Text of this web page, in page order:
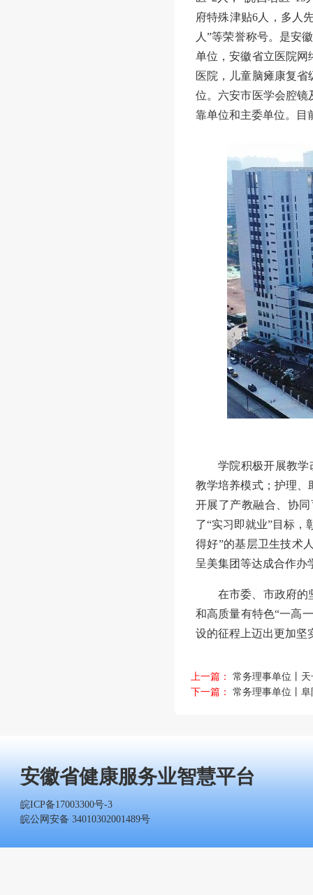
府特殊津贴6人，多人
人”等荣誉称号。是安
单位，安徽省立医院网
医院，儿童脑瘫康复
位。六安市医学会腔镜
靠单位和主委单位。目
学院积极开展教
教学培养模式；护理、
开展了产教融合、协
了“实习即就业”目标
得好”的基层卫生技术
呈美集团等达成合作办
在市委、市政府的
和高质量有特色“一高
设的征程上迈出更加坚
上一篇： 常务理事单位丨
下一篇： 常务理事单位丨
安徽省健康服务业智慧平台
皖ICP备17003300号-3
皖公网安备 34010302001489号